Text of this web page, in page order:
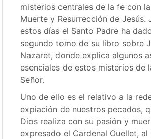
misterios centrales de la fe con
Muerte y Resurrección de Jesús.
estos días el Santo Padre ha
segundo tomo de su libro sobre
Nazaret, donde explica algunos
esenciales de estos misterios de
Señor.
Uno de ello es el relativo a la
expiación de nuestros pecados,
Dios realiza con su pasión y
expresado el Cardenal Ouellet, al